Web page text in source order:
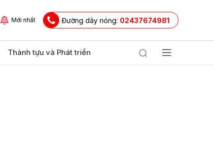
Mới nhất Đường dây nóng: 02437674981
Thành tựu và Phát triển